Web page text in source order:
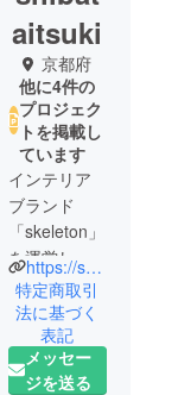
aitsuki
京都府
他に4件の
プロジェク
トを掲載し
ています
インテリア
ブランド
「skeleton」
を運営して
おります、
柴田樹生で
す。
https://skeleton.jp
特定商取引
法に基づく
表記
メッセー
ジを送る